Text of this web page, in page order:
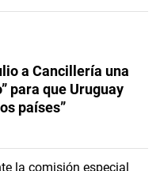
a Cancillería una
para que Uruguay
países”